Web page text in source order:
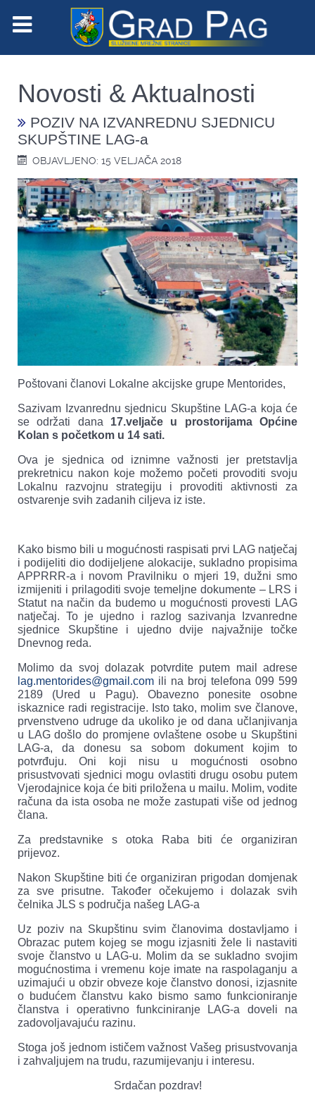
Novosti & Aktualnosti
POZIV NA IZVANREDNU SJEDNICU
SKUPŠTINE LAG-a
OBJAVLJENO: 15 VELJAČA 2018
Poštovani članovi Lokalne akcijske grupe Mentorides,
Sazivam Izvanrednu sjednicu Skupštine LAG-a koja će
se održati dana 17.veljače u prostorijama Općine
Kolan s početkom u 14 sati.
Ova je sjednica od iznimne važnosti jer pretstavlja
prekretnicu nakon koje možemo početi provoditi svoju
Lokalnu razvojnu strategiju i provoditi aktivnosti za
ostvarenje svih zadanih ciljeva iz iste.
Kako bismo bili u mogućnosti raspisati prvi LAG natječaj
i podijeliti dio dodijeljene alokacije, sukladno propisima
APPRRR-a i novom Pravilniku o mjeri 19, dužni smo
izmijeniti i prilagoditi svoje temeljne dokumente – LRS i
Statut na način da budemo u mogućnosti provesti LAG
natječaj. To je ujedno i razlog sazivanja Izvanredne
sjednice Skupštine i ujedno dvije najvažnije točke
Dnevnog reda.
Molimo da svoj dolazak potvrdite putem mail adrese
lag.mentorides@gmail.com ili na broj telefona 099 599
2189 (Ured u Pagu). Obavezno ponesite osobne
iskaznice radi registracije. Isto tako, molim sve članove,
prvenstveno udruge da ukoliko je od dana učlanjivanja
u LAG došlo do promjene ovlaštene osobe u Skupštini
LAG-a, da donesu sa sobom dokument kojim to
potvrđuju. Oni koji nisu u mogućnosti osobno
prisustvovati sjednici mogu ovlastiti drugu osobu putem
Vjerodajnice koja će biti priložena u mailu. Molim, vodite
računa da ista osoba ne može zastupati više od jednog
člana.
Za predstavnike s otoka Raba biti će organiziran
prijevoz.
Nakon Skupštine biti će organiziran prigodan domjenak
za sve prisutne. Također očekujemo i dolazak svih
čelnika JLS s područja našeg LAG-a
Uz poziv na Skupštinu svim članovima dostavljamo i
Obrazac putem kojeg se mogu izjasniti žele li nastaviti
svoje članstvo u LAG-u. Molim da se sukladno svojim
mogućnostima i vremenu koje imate na raspolaganju a
uzimajući u obzir obveze koje članstvo donosi, izjasnite
o budućem članstvu kako bismo samo funkcioniranje
članstva i operativno funkciniranje LAG-a doveli na
zadovoljavajuću razinu.
Stoga još jednom ističem važnost Vašeg prisustvovanja
i zahvaljujem na trudu, razumijevanju i interesu.
Srdačan pozdrav!